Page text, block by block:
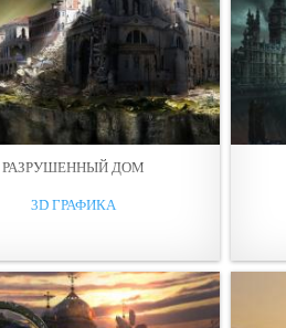
РАЗРУШЕННЫЙ ДОМ
3D ГРАФИКА